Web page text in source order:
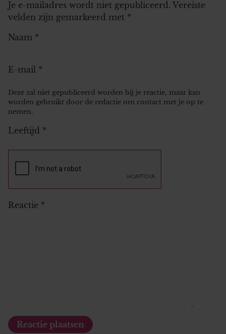
Je e-mailadres wordt niet gepubliceerd. Vereiste
velden zijn gemarkeerd met *
Naam *
E-mail *
Deze zal niet gepubliceerd worden bij je reactie, maar kan
worden gebruikt door de redactie om contact met je op te
nemen.
Leeftijd *
Reactie *